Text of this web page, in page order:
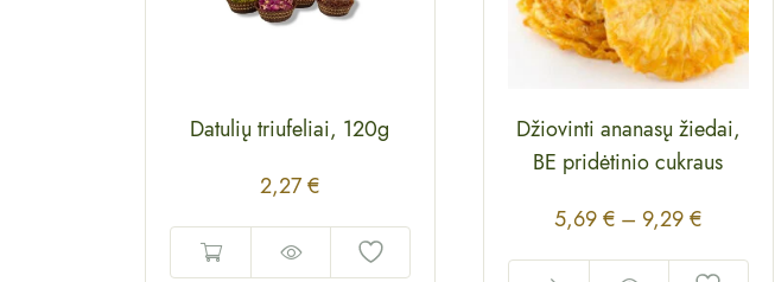
Datulių triufeliai, 120g
2,27€
Džiovinti ananasų žiedai,
BE pridėtinio cukraus
5,69€ – 9,29€